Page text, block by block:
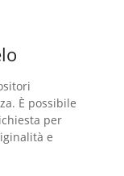
È possibile
per
e